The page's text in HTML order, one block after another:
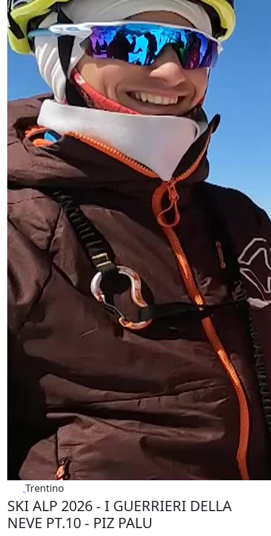
Trentino
SKI ALP 2026 - I GUERRIERI DELLA
NEVE PT.10 - PIZ PALU